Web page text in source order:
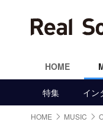
HOME
特集 イン
HOME MUSIC